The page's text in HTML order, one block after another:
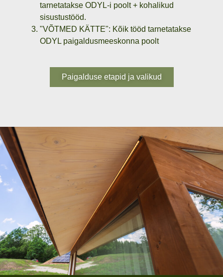
tarnetatakse ODYL-i poolt + kohalikud
sisustustööd.
"VÕTMED KÄTTE": Kõik tööd tarnetatakse
ODYL paigaldusmeeskonna poolt
Paigalduse etapid ja valikud